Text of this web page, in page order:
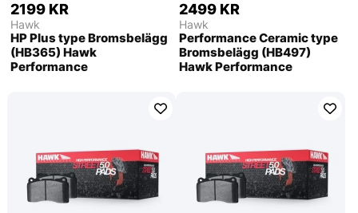
2199 KR
Hawk
HP Plus type Bromsbelägg
(HB365) Hawk
Performance
2499 KR
Hawk
Performance Ceramic type
Bromsbelägg (HB497)
Hawk Performance